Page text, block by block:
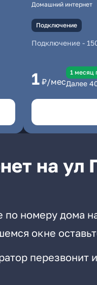
Домашний интернет
Подключение
Подключение -
1 ₽/мес
1 месяц
Далее
на ул
номеру дома
окне
перезвонит